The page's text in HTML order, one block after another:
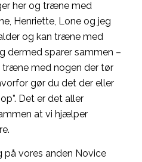
her og træne med
Henriette, Lone og jeg
og kan træne med
dermed sparer sammen –
med nogen der tør
gør du det der eller
Det er det aller
at vi hjælper
på vores anden Novice